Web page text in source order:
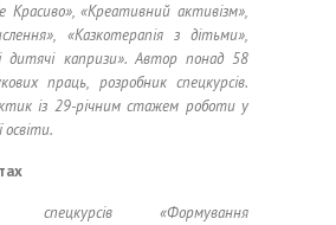
Красиво», «Креативний активізм»,
«Казкотерапія з дітьми»,
дитячі капризи». Автор понад 58
праць, розробник спецкурсів.
із 29-річним стажем роботи у
освіти.
спецкурсів «Формування